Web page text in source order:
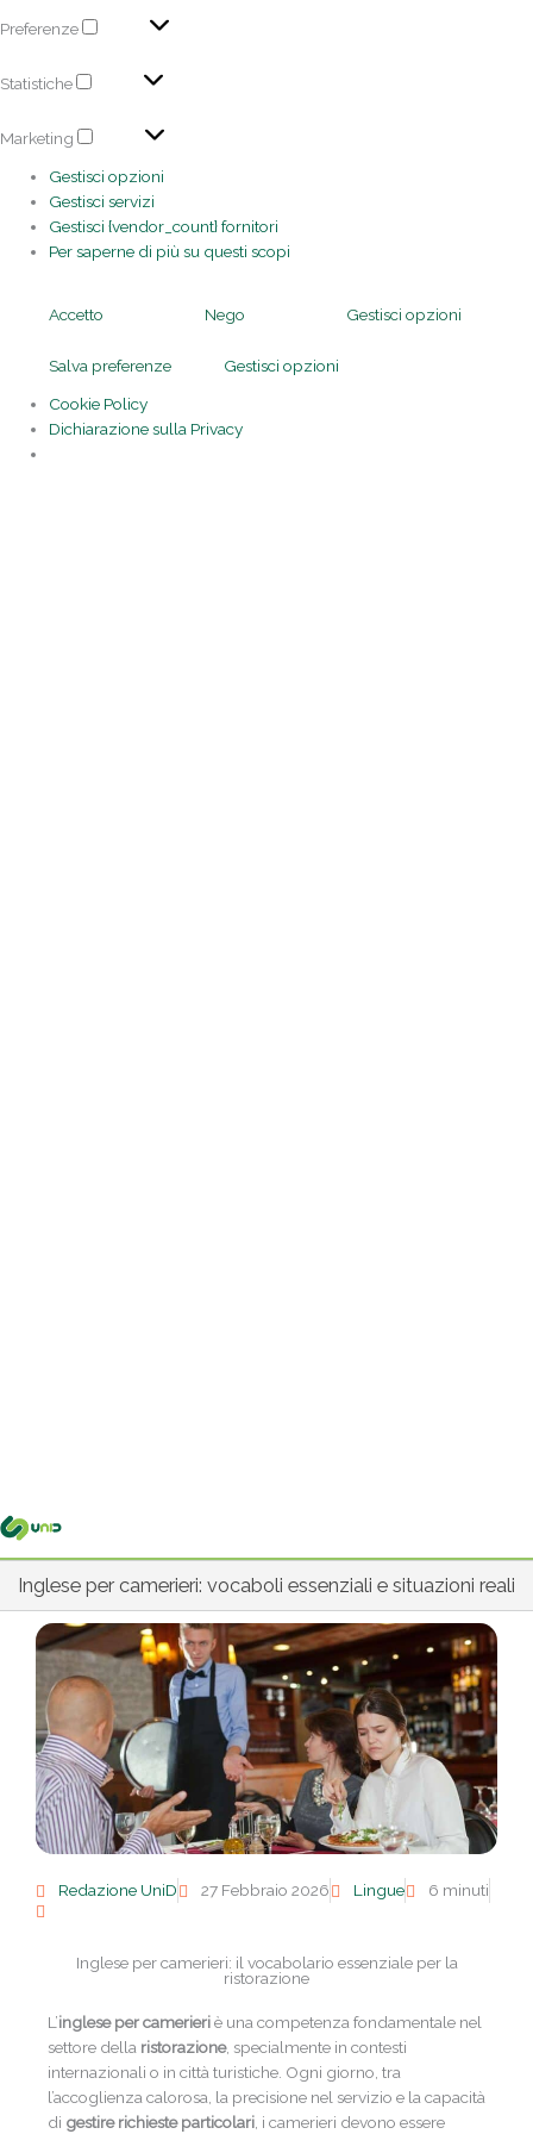
Preferenze
Statistiche
Marketing
Gestisci opzioni
Gestisci servizi
Gestisci {vendor_count} fornitori
Per saperne di più su questi scopi
Accetto Nego Gestisci opzioni
Salva preferenze
Gestisci opzioni
Cookie Policy
Dichiarazione sulla Privacy
Inglese per camerieri: vocaboli essenziali e situazioni reali
Redazione UniD 27 Febbraio 2026 Lingue 6 minuti
Inglese per camerieri: il vocabolario essenziale per la
ristorazione
L’inglese per camerieriè una competenza fondamentale nel
settore della ristorazione, specialmente in contesti
internazionali o in città turistiche. Ogni giorno, tra
l’accoglienza calorosa, la precisione nel servizio e la capacità
di gestire richieste particolari, i camerieri devono essere